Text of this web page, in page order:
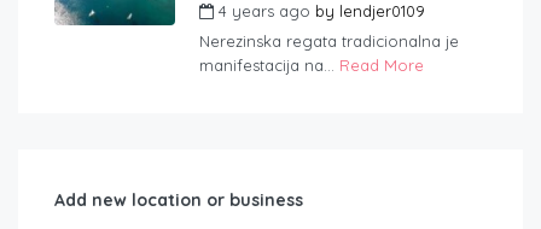
4 years ago by lendjer0109
Nerezinska regata tradicionalna je
manifestacija na... Read More
Add new location or business